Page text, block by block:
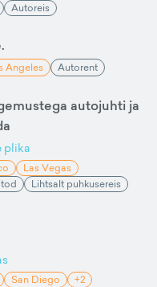
Autoreis
Angeles Autorent
autojuhti ja
plika
Las Vegas
Lihtsalt puhkusereis
San Diego +2